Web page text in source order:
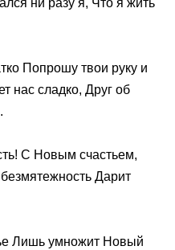
Попрошу твои руку и
нас сладко, Друг об
С Новым счастьем,
Дарит
Лишь умножит Новый